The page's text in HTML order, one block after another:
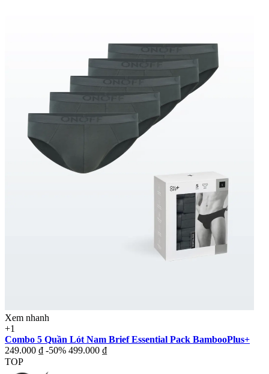
Xem nhanh
+1
Combo 5 Quần Lót Nam Brief Essential Pack BambooPlus+
249.000 ₫ -50% 499.000 ₫
TOP